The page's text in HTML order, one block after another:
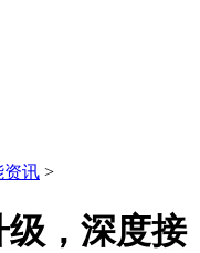
资讯 >
，深度接